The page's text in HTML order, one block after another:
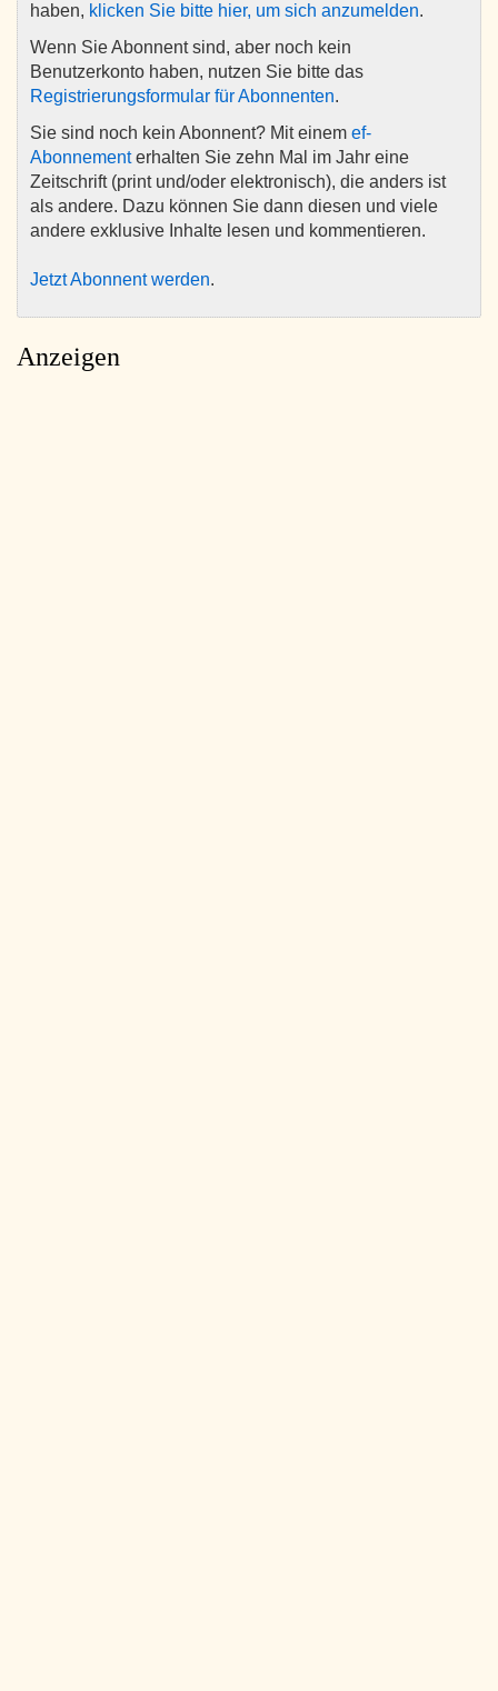
haben, klicken Sie bitte hier, um sich anzumelden.
Wenn Sie Abonnent sind, aber noch kein
Benutzerkonto haben, nutzen Sie bitte das
Registrierungsformular für Abonnenten.
Sie sind noch kein Abonnent? Mit einem ef-
Abonnementerhalten Sie zehn Mal im Jahr eine
Zeitschrift (print und/oder elektronisch), die anders ist
als andere. Dazu können Sie dann diesen und viele
andere exklusive Inhalte lesen und kommentieren.
Jetzt Abonnent werden.
Anzeigen